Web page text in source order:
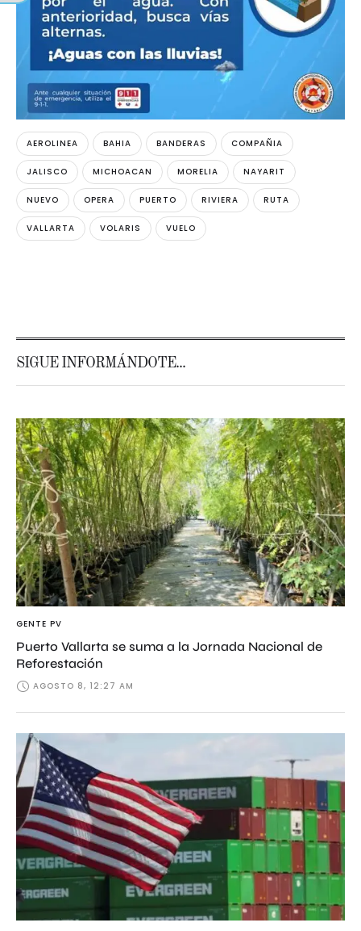
AEROLINEA BAHIA BANDERAS COMPAÑIA
JALISCO MICHOACAN MORELIA NAYARIT
NUEVO OPERA PUERTO RIVIERA RUTA
VALLARTA VOLARIS VUELO
SIGUE INFORMÁNDOTE...
GENTE PV
Puerto Vallarta se suma a la Jornada Nacional de
Reforestación
AGOSTO 8, 12:27 AM